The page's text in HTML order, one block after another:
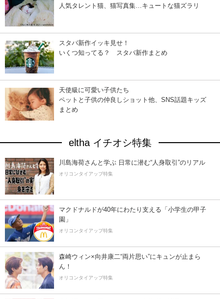
人気タレント猫、猫写真集…キュートな猫ズラリ
スタバ新作イッキ見せ！
いくつ知ってる？ スタバ新作まとめ
天使級に可愛い子供たち
ペットと子供の仲良しショット他、SNS話題キッズ
まとめ
eltha イチオシ特集
川島海荷さんと学ぶ 日常に潜む“人身取引”のリアル
オリコンタイアップ特集
マクドナルドが40年にわたり支える「小学生の甲子
園」
オリコンタイアップ特集
森崎ウィン×向井康二“両片思い”にキュンが止まら
ん！
オリコンタイアップ特集